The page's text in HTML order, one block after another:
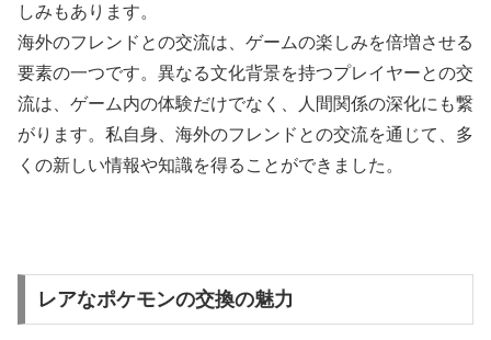
しみもあります。
海外のフレンドとの交流は、ゲームの楽しみを倍増させる
要素の一つです。異なる文化背景を持つプレイヤーとの交
流は、ゲーム内の体験だけでなく、人間関係の深化にも繋
がります。私自身、海外のフレンドとの交流を通じて、多
くの新しい情報や知識を得ることができました。
レアなポケモンの交換の魅力